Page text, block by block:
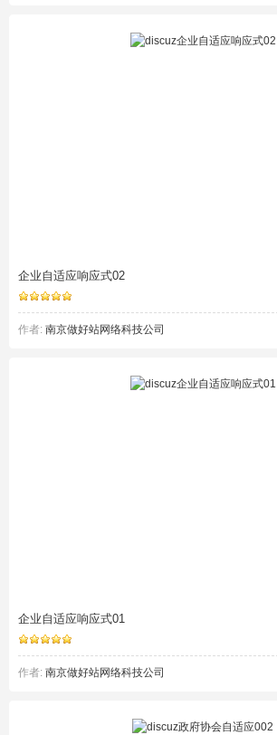
企业自适应响应式02
作者: 南京做好站网络科技公司
企业自适应响应式01
作者: 南京做好站网络科技公司